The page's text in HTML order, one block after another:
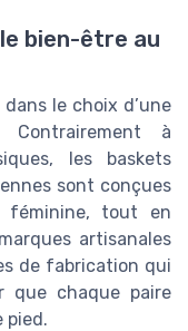
bien-être au
le choix d’une
à
les baskets
sont conçues
féminine, tout en
artisanales
de fabrication qui
que chaque paire
pied.